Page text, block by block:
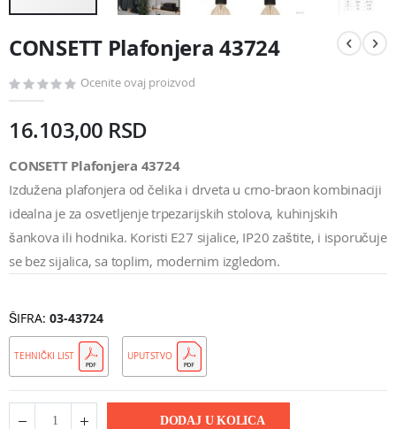
početak
galerije
CONSETT Plafonjera 43724
Ocenite ovaj proizvod
16.103,00 RSD
CONSETT Plafonjera 43724
Izdužena plafonjera od čelika i drveta u crno-braon kombinaciji
idealna je za osvetljenje trpezarijskih stolova, kuhinjskih
šankova ili hodnika. Koristi E27 sijalice, IP20 zaštite, i isporučuje
se bez sijalica, sa toplim, modernim izgledom.
ŠIFRA 03-43724
TEHNIČKI LIST UPUTSTVO
DODAJ U KOLICA